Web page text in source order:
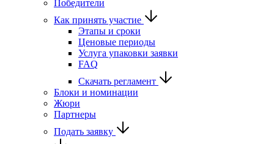
Победители
Как принять участие
Этапы и сроки
Ценовые периоды
Услуга упаковки заявки
FAQ
Скачать регламент
Блоки и номинации
Жюри
Партнеры
Подать заявку